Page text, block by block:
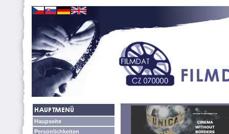
Haupseite
Persönlichkeiten